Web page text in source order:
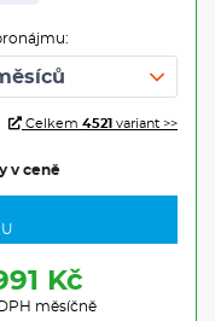
Celkem 4521 variant >>
v ceně
Kč
měsíčně